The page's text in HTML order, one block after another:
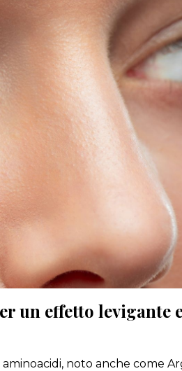
un effetto levigante
noto anche come